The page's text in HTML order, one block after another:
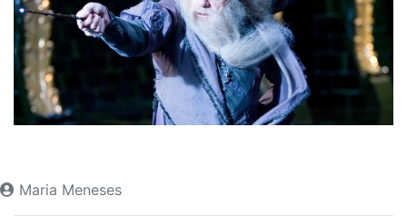
Maria Meneses